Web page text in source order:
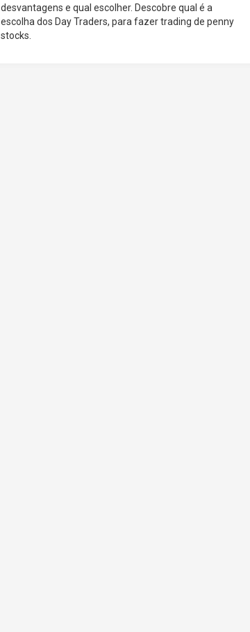
desvantagens e qual escolher. Descobre qual é a
escolha dos Day Traders, para fazer trading de penny
stocks.